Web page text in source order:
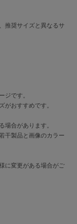
推奨サイズと異なるサ
ジです。
がおすすめです。
合があります。
干製品と画像のカラー
に変更がある場合がご